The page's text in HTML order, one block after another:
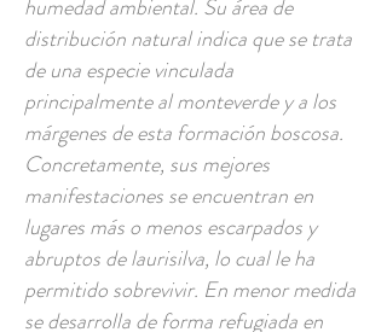
humedad ambiental. Su área de
distribución natural indica que se trata
de una especie vinculada
principalmente al monteverde y a los
márgenes de esta formación boscosa.
Concretamente, sus mejores
manifestaciones se encuentran en
lugares más o menos escarpados y
abruptos de laurisilva, lo cual le ha
permitido sobrevivir. En menor medida
se desarrolla de forma refugiada en